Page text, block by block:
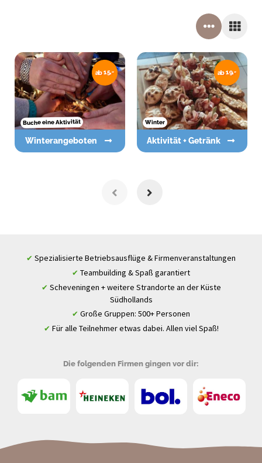
ab 15,-
Buche eine Aktivität
Winterangeboten
ab 19,-
Winter
Aktivität + Getränk
✔ Spezialisierte Betriebsausflüge & Firmenveranstaltungen
✔ Teambuilding & Spaß garantiert
✔ Scheveningen + weitere Strandorte an der Küste
Südhollands
✔ Große Gruppen: 500+ Personen
✔ Für alle Teilnehmer etwas dabei. Allen viel Spaß!
Die folgenden Firmen gingen vor dir: